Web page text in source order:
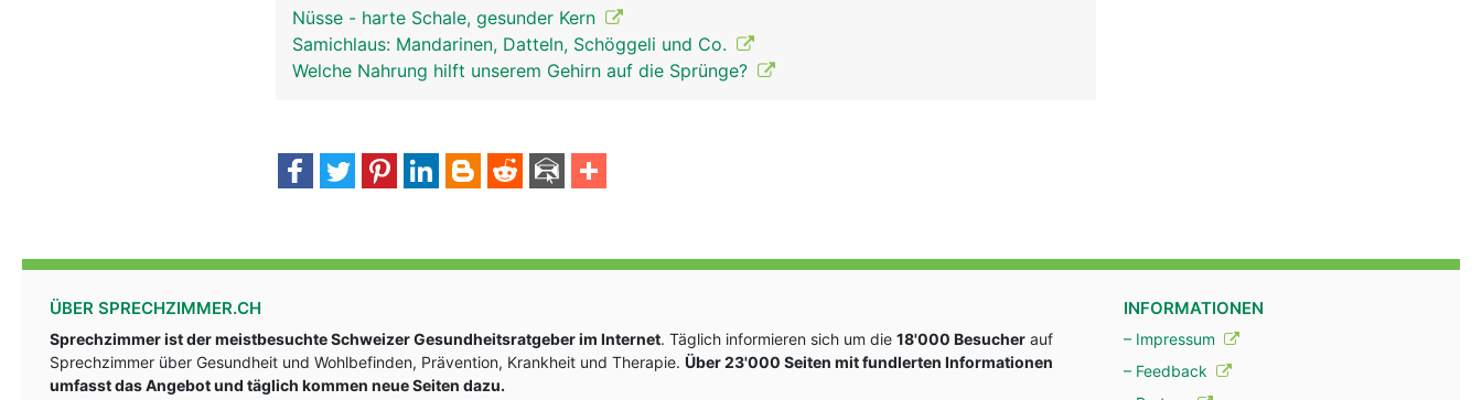
Nüsse - harte Schale, gesunder Kern
Samichlaus: Mandarinen, Datteln, Schöggeli und Co.
Welche Nahrung hilft unserem Gehirn auf die Sprünge?
ÜBER SPRECHZIMMER.CH
Sprechzimmer ist der meistbesuchte Schweizer Gesundheitsratgeber im Internet. Täglich informieren sich um die 18'000 Besucher auf
Sprechzimmer über Gesundheit und Wohlbefinden, Prävention, Krankheit und Therapie. Über 23'000 Seiten mit fundlerten Informationen
umfasst das Angebot und täglich kommen neue Seiten dazu.
INFORMATIONEN
– Impressum
– Feedback